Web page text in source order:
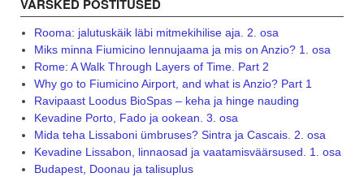
VÄRSKED POSTITUSED
Rooma: jalutuskäik läbi mitmekihilise aja. 2. osa
Miks minna Fiumicino lennujaama ja mis on Anzio? 1. osa
Rome: A Walk Through Layers of Time. Part 2
Why go to Fiumicino Airport, and what is Anzio? Part 1
Ravipaast Loodus BioSpas – keha ja hinge nauding
Kevadine Porto, Fado ja ookean. 3. osa
Mida teha Lissaboni ümbruses? Sintra ja Cascais. 2. osa
Kevadine Lissabon, linnaosad ja vaatamisväärsused. 1. osa
Budapest, Doonau ja talisuplus